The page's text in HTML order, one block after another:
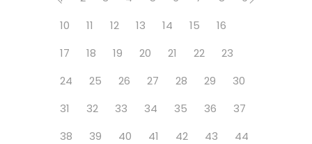
10
11 12 13 14 15
16
17
18 19 20 21 22
23
24
25 26 27 28 29
30
31
32 33 34 35 36
37
38
39 40 41 42 43
44